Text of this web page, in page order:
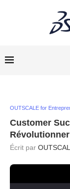
OUTSCALE for
Customer
Écrit par